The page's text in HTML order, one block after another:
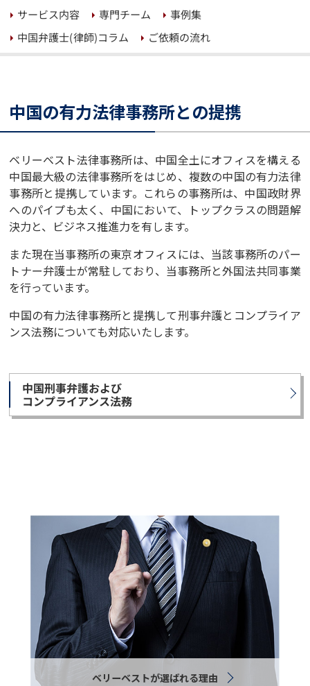
サービス内容 専門チーム 事例集
中国弁護士(律師)コラム ご依頼の流れ
中国の有力法律事務所との提携
ベリーベスト法律事務所は、中国全土にオフィスを構える
中国最大級の法律事務所をはじめ、複数の中国の有力法律
事務所と提携しています。これらの事務所は、中国政財界
へのパイプも太く、中国において、トップクラスの問題解
決力と、ビジネス推進力を有します。
また現在当事務所の東京オフィスには、当該事務所のパー
トナー弁護士が常駐しており、当事務所と外国法共同事業
を行っています。
中国の有力法律事務所と提携して刑事弁護とコンプライア
ンス法務についても対応いたします。
中国刑事弁護および
コンプライアンス法務
ベリーベストが選ばれる理由